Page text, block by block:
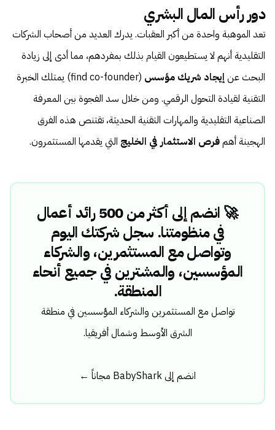
دور رأس المال البشري
تعد الموهبة واحدة من أكبر العقبات. يدرك العديد من أصحاب الشركات
التقليدية أنهم لا يستطيعون القيام بذلك بمفردهم، مما أدى إلى زيادة
البحث عنإيجاد شريك مؤسس
(find co-founder) يمتلك الخبرة
التقنية لقيادة التحول الرقمي. ومن خلال سد الفجوة بين المعرفة
الصناعية التقليدية والمهارات التقنية الحديثة، تقتنص هذه الفرق
الهجينة أهمفرص الاستثمار في الخليج التي يقدمها المستثمرون.
🚀 انضم إلى أكثر من 500 رائد أعمال
في منظومتنا. سجل شركتك اليوم
وتواصل مع المستثمرين، والشركاء
المؤسسين، والمشترين في جميع أنحاء
المنطقة.
تواصل مع المستثمرين والشركاء المؤسسين في منطقة
الشرق الأوسط وشمال أفريقيا.
انضم إلى BabyShark مجاناً ←